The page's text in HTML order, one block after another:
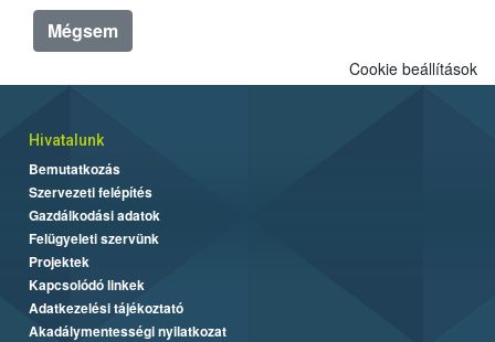
Mégsem
Cookie beállítások
Hivatalunk
Bemutatkozás
Szervezeti felépítés
Gazdálkodási adatok
Felügyeleti szervünk
Projektek
Kapcsolódó linkek
Adatkezelési tájékoztató
Akadálymentességi nyilatkozat